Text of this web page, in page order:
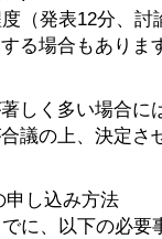
度（発表12分、
る場合もありま
しく多い場合に
議の上、決定さ
申し込み方法
でに、以下の必